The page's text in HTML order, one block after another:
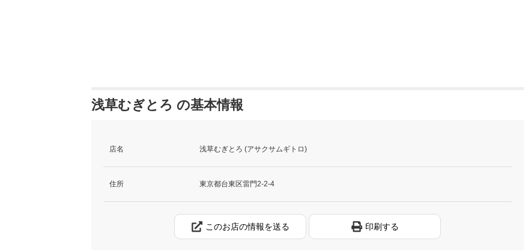
浅草むぎとろ の基本情報
店名 浅草むぎとろ (アサクサムギトロ)
住所 東京都台東区雷門2-2-4
このお店の情報を送る 印刷する